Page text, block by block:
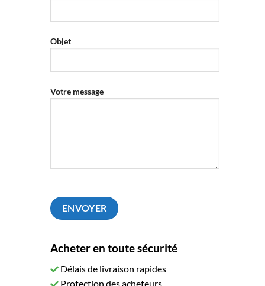
Objet
Votre message
Acheter en toute sécurité
Délais de livraison rapides
Protection des acheteurs